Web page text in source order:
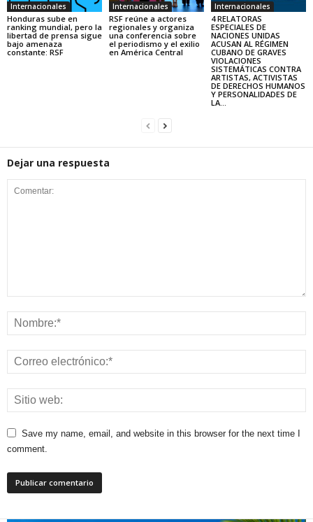
Internacionales
Honduras sube en
ranking mundial, pero la
libertad de prensa sigue
bajo amenaza
constante: RSF
Internacionales
RSF reúne a actores
regionales y organiza
una conferencia sobre
el periodismo y el exilio
en América Central
Internacionales
4 RELATORAS
ESPECIALES DE
NACIONES UNIDAS
ACUSAN AL RÉGIMEN
CUBANO DE GRAVES
VIOLACIONES
SISTEMÁTICAS CONTRA
ARTISTAS, ACTIVISTAS
DE DERECHOS HUMANOS
Y PERSONALIDADES DE
LA...
Dejar una respuesta
Save my name, email, and website in this browser for the next time I
comment.